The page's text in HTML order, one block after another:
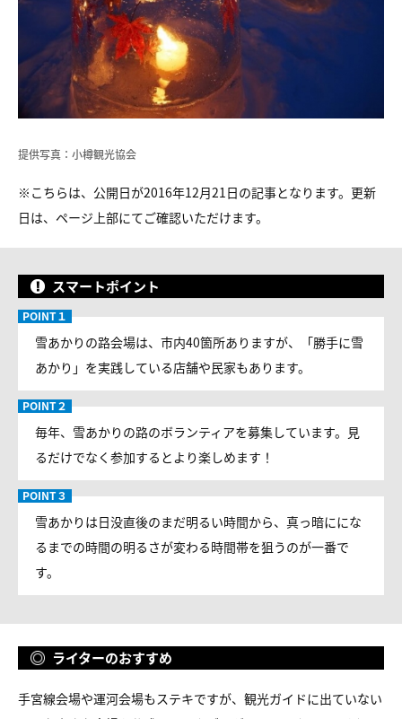
提供写真：小樽観光協会
※こちらは、公開日が2016年12月21日の記事となります。更新
日は、ページ上部にてご確認いただけます。
スマートポイント
雪あかりの路会場は、市内40箇所ありますが、「勝手に雪
あかり」を実践している店舗や民家もあります。
毎年、雪あかりの路のボランティアを募集しています。見
るだけでなく参加するとより楽しめます！
雪あかりは日没直後のまだ明るい時間から、真っ暗ににな
るまでの時間の明るさが変わる時間帯を狙うのが一番で
す。
ライターのおすすめ
手宮線会場や運河会場もステキですが、観光ガイドに出ていない